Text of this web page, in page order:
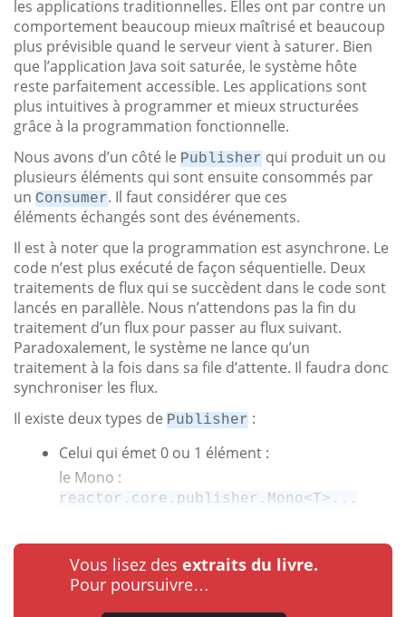
les applications traditionnelles. Elles ont par contre un
comportement beaucoup mieux maîtrisé et beaucoup
plus prévisible quand le serveur vient à saturer. Bien
que l’application Java soit saturée, le système hôte
reste parfaitement accessible. Les applications sont
plus intuitives à programmer et mieux structurées
grâce à la programmation fonctionnelle.
Nous avons d’un côté le Publisher qui produit un ou
plusieurs éléments qui sont ensuite consommés par
un Consumer. Il faut considérer que ces
éléments échangés sont des événements.
Il est à noter que la programmation est asynchrone. Le
code n’est plus exécuté de façon séquentielle. Deux
traitements de flux qui se succèdent dans le code sont
lancés en parallèle. Nous n’attendons pas la fin du
traitement d’un flux pour passer au flux suivant.
Paradoxalement, le système ne lance qu’un
traitement à la fois dans sa file d’attente. Il faudra donc
synchroniser les flux.
Il existe deux types de Publisher :
Celui qui émet 0 ou 1 élément :
le Mono :
reactor.core.publisher.Mono<T>...
Vous lisez des extraits du livre.
Pour poursuivre…